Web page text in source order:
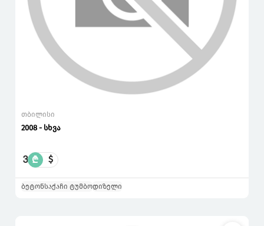
თბილისი
2008 - სხვა
3 ₾ $
ბეტონსაქაჩი ტუმბოდიზელი